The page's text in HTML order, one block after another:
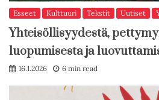
Esseet Kulttuuri Tekstit Uutiset
Yhteisöllisyydestä,
luopumisesta ja
16.1.2026 6 min read